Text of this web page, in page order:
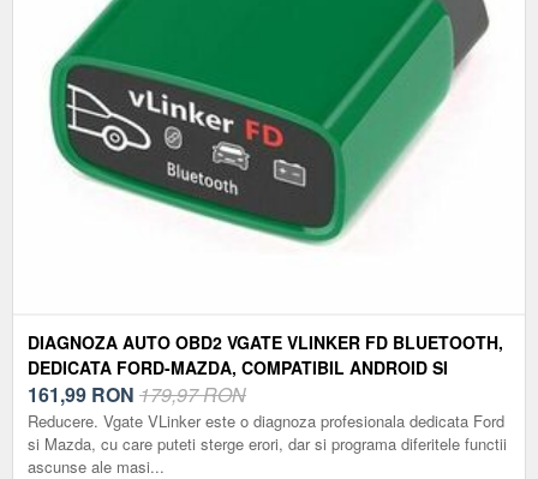
DIAGNOZA AUTO OBD2 VGATE VLINKER FD BLUETOOTH,
DEDICATA FORD-MAZDA, COMPATIBIL ANDROID SI
WINDOWS PC, FORSCAN, RESETARI, ELM 327,
VERDE/NEGRU
161,99 RON 179,97 RON
Reducere. Vgate VLinker este o diagnoza profesionala dedicata Ford
si Mazda, cu care puteti sterge erori, dar si programa diferitele functii
ascunse ale masi...